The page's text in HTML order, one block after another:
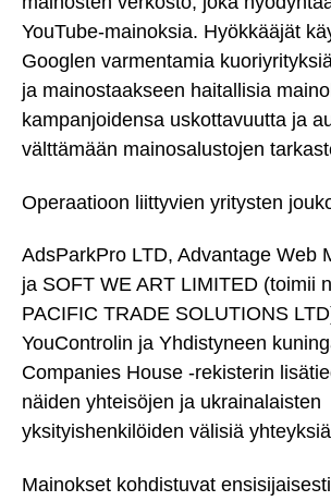
YouTube-mainoksia. Hyökkääjät
Googlen varmentamia
ja mainostaakseen haitallisia
kampanjoidensa uskottavuutta ja
välttämään mainosalustojen
Operaatioon liittyvien yritysten
AdsParkPro LTD, Advantage Web
ja SOFT WE ART LIMITED (toimii
PACIFIC TRADE SOLUTIONS
YouControlin ja Yhdistyneen
Companies House -rekisterin
näiden yhteisöjen ja ukrainalaisten
yksityishenkilöiden välisiä
Mainokset kohdistuvat